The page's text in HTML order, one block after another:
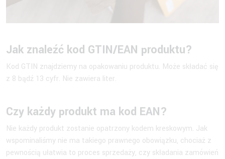
Jak znaleźć kod GTIN/EAN produktu?
Kod GTIN znajdziemy na opakowaniu produktu. Może składać się
z 8 bądź 13 cyfr. Nie zawiera liter.
Czy każdy produkt ma kod EAN?
Nie każdy produkt zostanie opatrzony kodem kreskowym. Jak
wspominaliśmy nie ma takiego prawnego obowiązku, chociaż z
pewnością ułatwia to proces sprzedaży, czy składania zamówień